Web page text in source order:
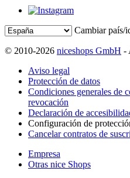
Cambiar país/
© 2010-2026 niceshops GmbH -
Aviso legal
Protección de datos
Condiciones generales de
revocación
Declaración de
Configuración de
Cancelar contratos de
Empresa
Otras nice Shops